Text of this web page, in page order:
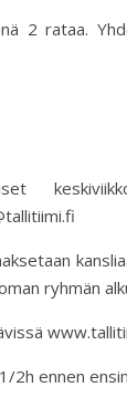
2 rataa.
ryhmän
2h ennen